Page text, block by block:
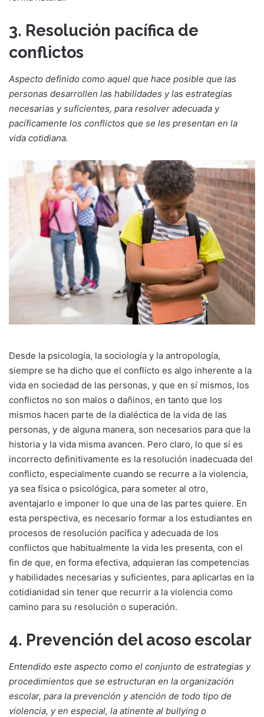
3. Resolución pacífica de
conflictos
Aspecto definido como aquel que hace posible que las
personas desarrollen las habilidades y las estrategias
necesarias y suficientes, para resolver adecuada y
pacíficamente los conflictos que se les presentan en la
vida cotidiana.
Desde la psicología, la sociología y la antropología,
siempre se ha dicho que el conflicto es algo inherente a la
vida en sociedad de las personas, y que en sí mismos, los
conflictos no son malos o dañinos, en tanto que los
mismos hacen parte de la dialéctica de la vida de las
personas, y de alguna manera, son necesarios para que la
historia y la vida misma avancen. Pero claro, lo que sí es
incorrecto definitivamente es la resolución inadecuada del
conflicto, especialmente cuando se recurre a la violencia,
ya sea física o psicológica, para someter al otro,
aventajarlo e imponer lo que una de las partes quiere. En
esta perspectiva, es necesario formar a los estudiantes en
procesos de resolución pacífica y adecuada de los
conflictos que habitualmente la vida les presenta, con el
fin de que, en forma efectiva, adquieran las competencias
y habilidades necesarias y suficientes, para aplicarlas en la
cotidianidad sin tener que recurrir a la violencia como
camino para su resolución o superación.
4. Prevención del acoso escolar
Entendido este aspecto como el conjunto de estrategias y
procedimientos que se estructuran en la organización
escolar, para la prevención y atención de todo tipo de
violencia, y en especial, la atinente al bullying o